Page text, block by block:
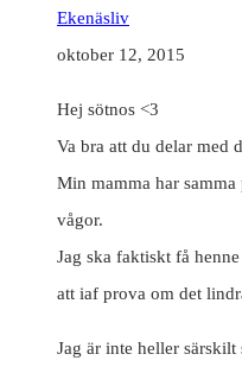
Ekenäsliv
oktober 12, 2015
Hej sötnos <3
Va bra att du delar med
Min mamma har
vågor.
Jag ska faktiskt få
att iaf prova om det
Jag är inte heller